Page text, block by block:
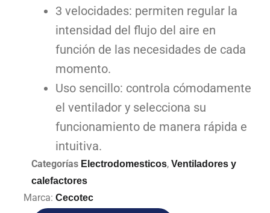
3 velocidades: permiten regular la
intensidad del flujo del aire en
función de las necesidades de cada
momento.
Uso sencillo: controla cómodamente
el ventilador y selecciona su
funcionamiento de manera rápida e
intuitiva.
Categorías Electrodomesticos, Ventiladores y
calefactores
Marca: Cecotec